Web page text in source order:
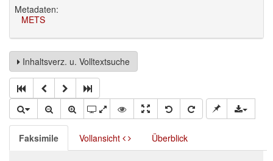
Metadaten:
METS
Inhaltsverz. u. Volltextsuche
Faksimile Vollansicht Überblick